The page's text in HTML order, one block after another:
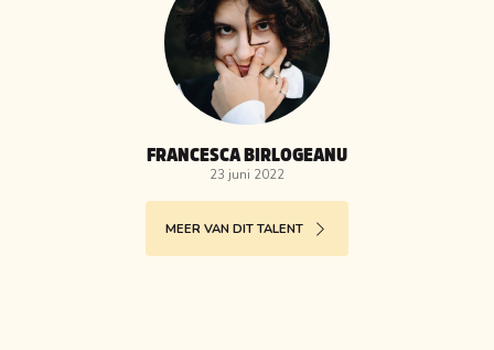
FRANCESCA BIRLOGEANU
23 juni 2022
MEER VAN DIT TALENT